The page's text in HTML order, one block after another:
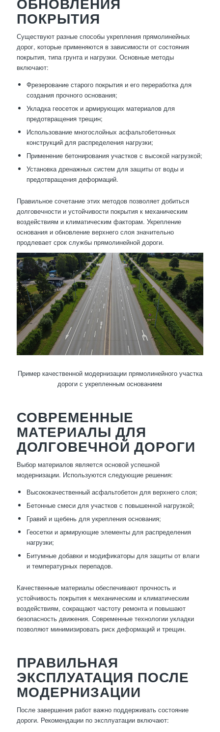
ОБНОВЛЕНИЯ
ПОКРЫТИЯ
Существуют разные способы укрепления прямолинейных
дорог, которые применяются в зависимости от состояния
покрытия, типа грунта и нагрузки. Основные методы
включают:
Фрезерование старого покрытия и его переработка для
создания прочного основания;
Укладка геосеток и армирующих материалов для
предотвращения трещин;
Использование многослойных асфальтобетонных
конструкций для распределения нагрузки;
Применение бетонирования участков с высокой нагрузкой;
Установка дренажных систем для защиты от воды и
предотвращения деформаций.
Правильное сочетание этих методов позволяет добиться
долговечности и устойчивости покрытия к механическим
воздействиям и климатическим факторам. Укрепление
основания и обновление верхнего слоя значительно
продлевает срок службы прямолинейной дороги.
Пример качественной модернизации прямолинейного участка
дороги с укрепленным основанием
СОВРЕМЕННЫЕ
МАТЕРИАЛЫ ДЛЯ
ДОЛГОВЕЧНОЙ ДОРОГИ
Выбор материалов является основой успешной
модернизации. Используются следующие решения:
Высококачественный асфальтобетон для верхнего слоя;
Бетонные смеси для участков с повышенной нагрузкой;
Гравий и щебень для укрепления основания;
Геосетки и армирующие элементы для распределения
нагрузки;
Битумные добавки и модификаторы для защиты от влаги
и температурных перепадов.
Качественные материалы обеспечивают прочность и
устойчивость покрытия к механическим и климатическим
воздействиям, сокращают частоту ремонта и повышают
безопасность движения. Современные технологии укладки
позволяют минимизировать риск деформаций и трещин.
ПРАВИЛЬНАЯ
ЭКСПЛУАТАЦИЯ ПОСЛЕ
МОДЕРНИЗАЦИИ
После завершения работ важно поддерживать состояние
дороги. Рекомендации по эксплуатации включают: